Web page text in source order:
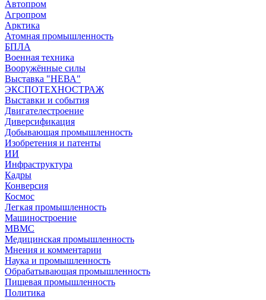
Автопром
Агропром
Арктика
Атомная промышленность
БПЛА
Военная техника
Вооружённые силы
Выставка "НЕВА"
ЭКСПОТЕХНОСТРАЖ
Выставки и события
Двигателестроение
Диверсификация
Добывающая промышленность
Изобретения и патенты
ИИ
Инфраструктура
Кадры
Конверсия
Космос
Легкая промышленность
Машиностроение
МВМС
Медицинская промышленность
Мнения и комментарии
Наука и промышленность
Обрабатывающая промышленность
Пищевая промышленность
Политика